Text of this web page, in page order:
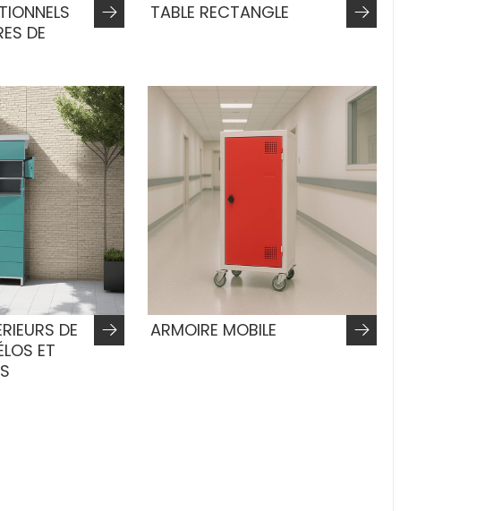
DE
TABLE RECTANGLE
DE
ET
ARMOIRE MOBILE